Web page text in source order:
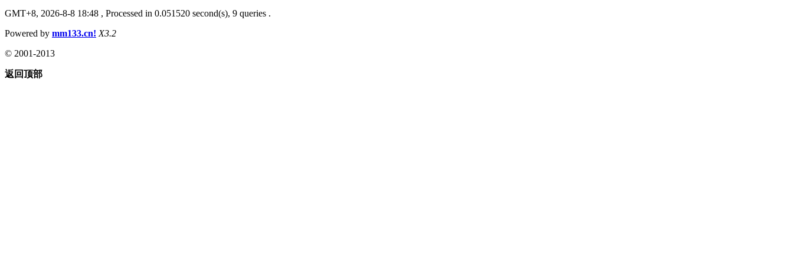
GMT+8, 2026-8-8 18:48 , Processed in 0.051520 second(s), 9 queries .
Powered by mm133.cn! X3.2
© 2001-2013
返回顶部